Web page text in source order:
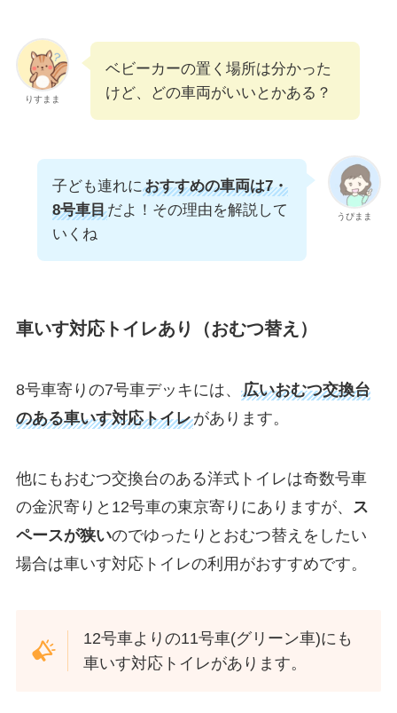
りすまま
ベビーカーの置く場所は分かった
けど、どの車両がいいとかある？
うぴまま
子ども連れに おすすめの車両は7・
8号車目だよ！その理由を解説して
いくね
車いす対応トイレあり（おむつ替え）
8号車寄りの7号車デッキには、 広いおむつ交換台
のある車いす対応トイレがあります。
他にもおむつ交換台のある洋式トイレは奇数号車
の金沢寄りと12号車の東京寄りにありますが、 ス
ペースが狭いのでゆったりとおむつ替えをしたい
場合は車いす対応トイレの利用がおすすめです。
12号車よりの11号車(グリーン車)にも
車いす対応トイレがあります。